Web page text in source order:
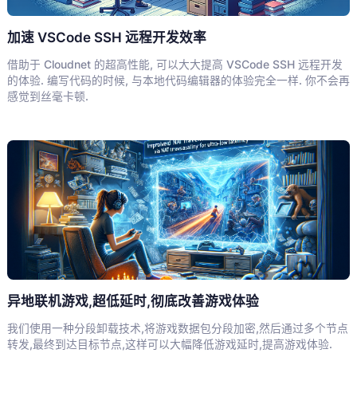
加速 VSCode SSH 远程开发效率
借助于 Cloudnet 的超高性能, 可以大大提高 VSCode SSH 远程开发
的体验. 编写代码的时候, 与本地代码编辑器的体验完全一样. 你不会再
感觉到丝毫卡顿.
异地联机游戏,超低延时,彻底改善游戏体验
我们使用一种分段卸载技术,将游戏数据包分段加密,然后通过多个节点
转发,最终到达目标节点,这样可以大幅降低游戏延时,提高游戏体验.